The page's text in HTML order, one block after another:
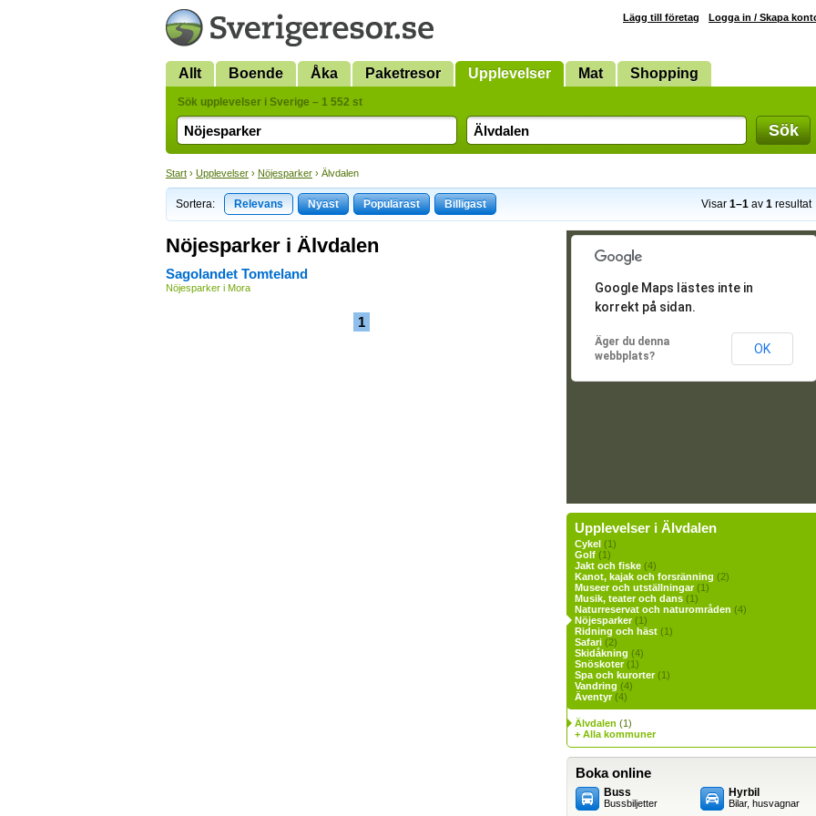
Lägg till företag Logga in / Skapa
Allt Boende Åka Paketresor Upplevelser Mat Shopping
Sök upplevelser i Sverige – 1 552 st
Sök
Start › Upplevelser › Nöjesparker › Älvdalen
Sortera: Relevans Nyast Populärast Billigast Visar 1–1 av 1 resultat
Nöjesparker i Älvdalen
Sagolandet Tomteland
Nöjesparker i Mora
1
Google Maps lästes inte in
korrekt på sidan.
Äger du denna
webbplats?
OK
Upplevelser i Älvdalen
Cykel (1)
Golf (1)
Jakt och fiske (4)
Kanot, kajak och forsränning (2)
Museer och utställningar(1)
Musik, teater och dans (1)
Naturreservat och naturområden (4)
Nöjesparker(1)
Ridning och häst (1)
Safari (2)
Skidåkning (4)
Snöskoter(1)
Spa och kurorter(1)
Vandring (4)
Äventyr(4)
Älvdalen (1)
+ Alla kommuner
Boka online
Buss
Bussbiljetter
Hyrbil
Bilar, husvagnar